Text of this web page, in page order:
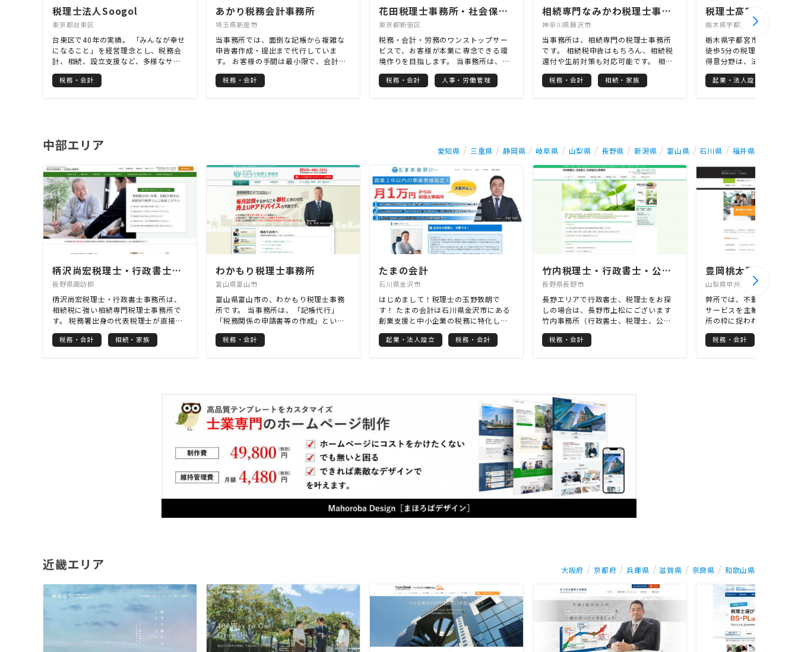
税理士法人Soogol
東京都台東区
台東区で40年の実績。 「みんなが幸せ
になること」を経営理念とし、税務会
計、相続、設立支援など、多様なサー
ビスを提供しております。 地域に根差
した経営を目指し、セミナーの開催な
税務・会計
あかり税務会計事務所
埼玉県新座市
当事務所では、面倒な記帳から複雑な
申告書作成・提出まで代行していま
す。 お客様の手間は最小限で、会計税
務に関することを全て丸投げして本業
に集中して頂けます。 さらに経理代行
財務データの理解を深めて頂いた上で
アドバイスさせて頂いております。
税務・会計
花田税理士事務所・社会保険労務士事務所
東京都新宿区
税務・会計・労務のワンストップサー
ビスで、お客様が本業に専念できる環
境作りを目指します。 当事務所は、元
国税調査官の税理士・社会保険労務士
が代表を務めております。 通常の税務
書などの税務会計一連の手続きを行
い、システム導入による給与計算及び
人事労務手続きのサポートを行いま
す。 ぜひお気軽にお問い合わせくださ
い。
税務・会計 人事・労働管理
相続専門なみかわ税理士事務所
神奈川県藤沢市
当事務所は、相続専門の税理士事務所
です。 相続税申告はもちろん、相続税
還付や生前対策も対応可能です。 相続
税は数ある税目の中でも特に算出の難
易度が高い税金で、10人の税理士がい
率化にも力を入れており、相続専門の
税理士事務所としては他の追随を許さ
ない低価格を実現しております。 税務
調査に入られない高品質な相続税申告
をご希望の方はぜひ当事務所にご相談
ください。
税務・会計 相続・家族
税理士高野好史事務
栃木県宇都宮市
栃木県宇都宮市のJR宇都
徒歩5分の税理士高野好史
得意分野は、法人向け税
設立・相続税です。 法人
は、新規法人や年商5000
は、相続財産1億円未満の
低料金で行っています。
所とは違い、初回無料相
ん、土日・時間外の対応
り、レスポンスも早いの
ています。 スタッフ3名
様との対応は税理士が行
けています。 書籍の出版
ィア等実績があり、県内
の実績があります。
起業・法人設立
中部エリア 愛知県 三重県 静岡県 岐阜県 山梨県 長野県 新潟県 富山県 石川県 福井県
柄沢尚宏税理士・行政書士事務所
長野県諏訪郡
柄沢尚宏税理士・行政書士事務所は、
相続税に強い相続専門税理士事務所で
す。 税務署出身の代表税理士が直接、
面接相談を行います。 お客様目線か
ら、二次相続も見据えた節税効果の高
続、相続対策、贈与税の申告（生前贈
与）、相続資産の売却に伴う譲渡所得
で、相続に関連する幅広い分野に対応
しております。 初回相談は無料となっ
ておりますので、どうぞ安心してお気
税務・会計 相続・家族
わかもり税理士事務所
富山県富山市
富山県富山市の、わかもり税理士事務
所です。 当事務所は、「記帳代行」
「税務関係の申請書等の作成」といっ
た業務はもちろん、お客様の売上アッ
プのアドバイスにも力を入れておりま
きる存在でありたい。 そう思い、日々
仕事に励んでおります。
税務・会計
たまの会計
石川県金沢市
はじめまして！税理士の玉野敦朗で
す！ たまの会計は石川県金沢市にある
創業支援と中小企業の税務に特化した
税理士事務所です。 たまの会計では、
次の3つを貴方にお約束します！ 一つ
なりません。そのとき、いちばん大切
なものはなんでしょうか？ 私はお金だ
と思います。お金は、経営の次の一手
を打つための原資であることは言うま
でもありませんが、それと同時に、厳
しい状況を切り抜けるための、拠りど
ころの一つとなるものです。 考えてみ
てください。資金繰りに行き詰まり明
日の支払いを心配する経営者が次の一
手を考えつくものでしょうか？貧すれ
ば鈍するという言葉通り、お金が無い
言葉は魅力的にうつります。しかし、
税金が減るということは利益の減少を
前提としています。節税にとらわれる
と会社のお金は増えません。 たまの会
計は、会社の資金繰り、将来の方向性
などを踏まえ、事業の継続可能性を損
起業・法人設立 税務・会計
竹内税理士・行政書士・公認会計士事務所
長野県長野市
長野エリアで行政書士、税理士をお探
しの場合は、長野市上松にございます
竹内事務所（行政書士、税理士、公認
会計士）にご連絡ください。身近な税
金のご相談から、相続・遺言に関する
ので、お気軽にお問い合わせくださ
い。
税務・会計
豊岡桃太税理士・
山梨県甲州市
弊所では、不動産会計・
サービスを主軸にします
所の枠に捉われない様々
提供致しております。 不
ちろん、不動産有効活用
税務・会計
近畿エリア 大阪府 京都府 兵庫県 滋賀県 奈良県 和歌山県